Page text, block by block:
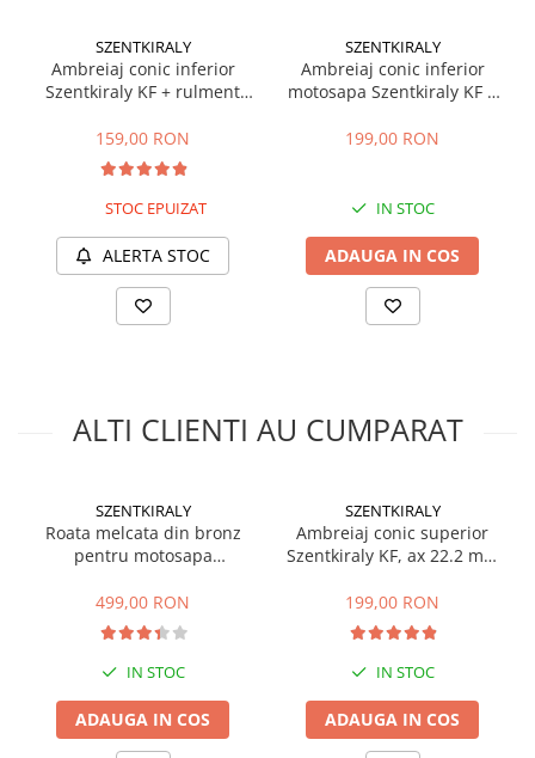
Masini de prelucrat fier-beton
Ghilotine
Placi extra mari
Accesorii masini de taiat
Finisare si Prelucrare suprafete
Elicoptere pardoseala
Rigle vibrante
Scarificatoare beton
Aplicatoare cu banda
Sisteme pompare
Pompe glet cu snec
Pompe spuma poliuretanica
Accesorii sisteme pompare
Compactoare
Maiuri compactoare
Placi compactoare unidirectionale
Placi compactoare reversibile
SZENTKIRALY
Ambreiaj conic inferior
Szentkiraly KF + rulment
159,00 RON
STOC EPUIZAT
ALERTA STOC
SZENTKIRALY
Ambreiaj conic inferior
motosapa Szentkiraly KF +
199,00 RON
IN STOC
ADAUGA IN COS
ALTI CLIENTI AU CUMPARAT
SZENTKIRALY
Roata melcata din bronz
pentru motosapa
499,00 RON
IN STOC
ADAUGA IN COS
SZENTKIRALY
Ambreiaj conic superior
Szentkiraly KF, ax 22.2 mm
199,00 RON
IN STOC
ADAUGA IN COS